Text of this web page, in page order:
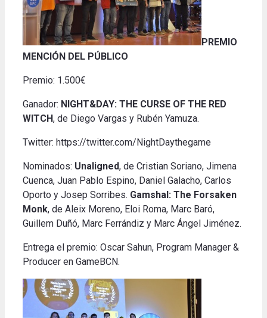
PREMIO
MENCIÓN DEL PÚBLICO
Premio: 1.500€
Ganador: NIGHT&DAY: THE CURSE OF THE RED
WITCH, de Diego Vargas y Rubén Yamuza.
Twitter: https://twitter.com/NightDaythegame
Nominados: Unaligned, de Cristian Soriano, Jimena
Cuenca, Juan Pablo Espino, Daniel Galacho, Carlos
Oporto y Josep Sorribes. Gamshal: The Forsaken
Monk, de Aleix Moreno, Eloi Roma, Marc Baró,
Guillem Duñó, Marc Ferrándiz y Marc Ángel Jiménez.
Entrega el premio: Oscar Sahun, Program Manager &
Producer en GameBCN.